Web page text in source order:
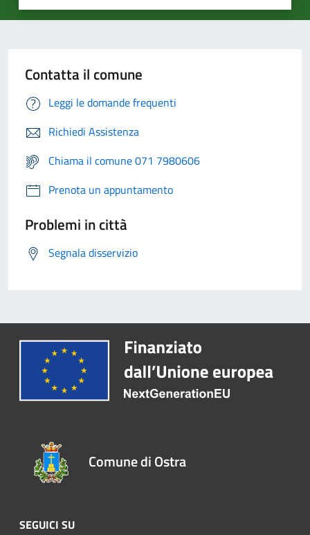
Contatta il comune
Leggi le domande frequenti
Richiedi Assistenza
Chiama il comune 071 7980606
Prenota un appuntamento
Problemi in città
Segnala disservizio
Comune di Ostra
SEGUICI SU